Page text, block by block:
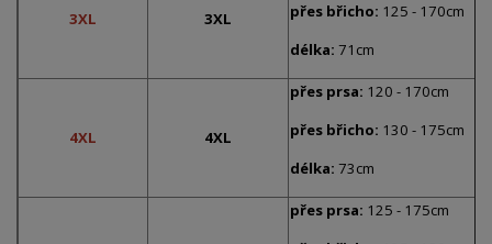
3XL 3XL
přes břicho: 125 - 170cm
délka: 71cm
4XL 4XL
přes prsa: 120 - 170cm
přes břicho: 130 - 175cm
délka: 73cm
přes prsa: 125 - 175cm